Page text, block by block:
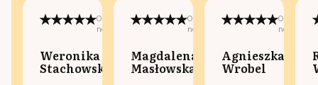
Opublikowano
na:
Weronika
Stachowska
Opublikowano
na:
Magdalena
Masłowska
na:
Agnieszka
Wrobel